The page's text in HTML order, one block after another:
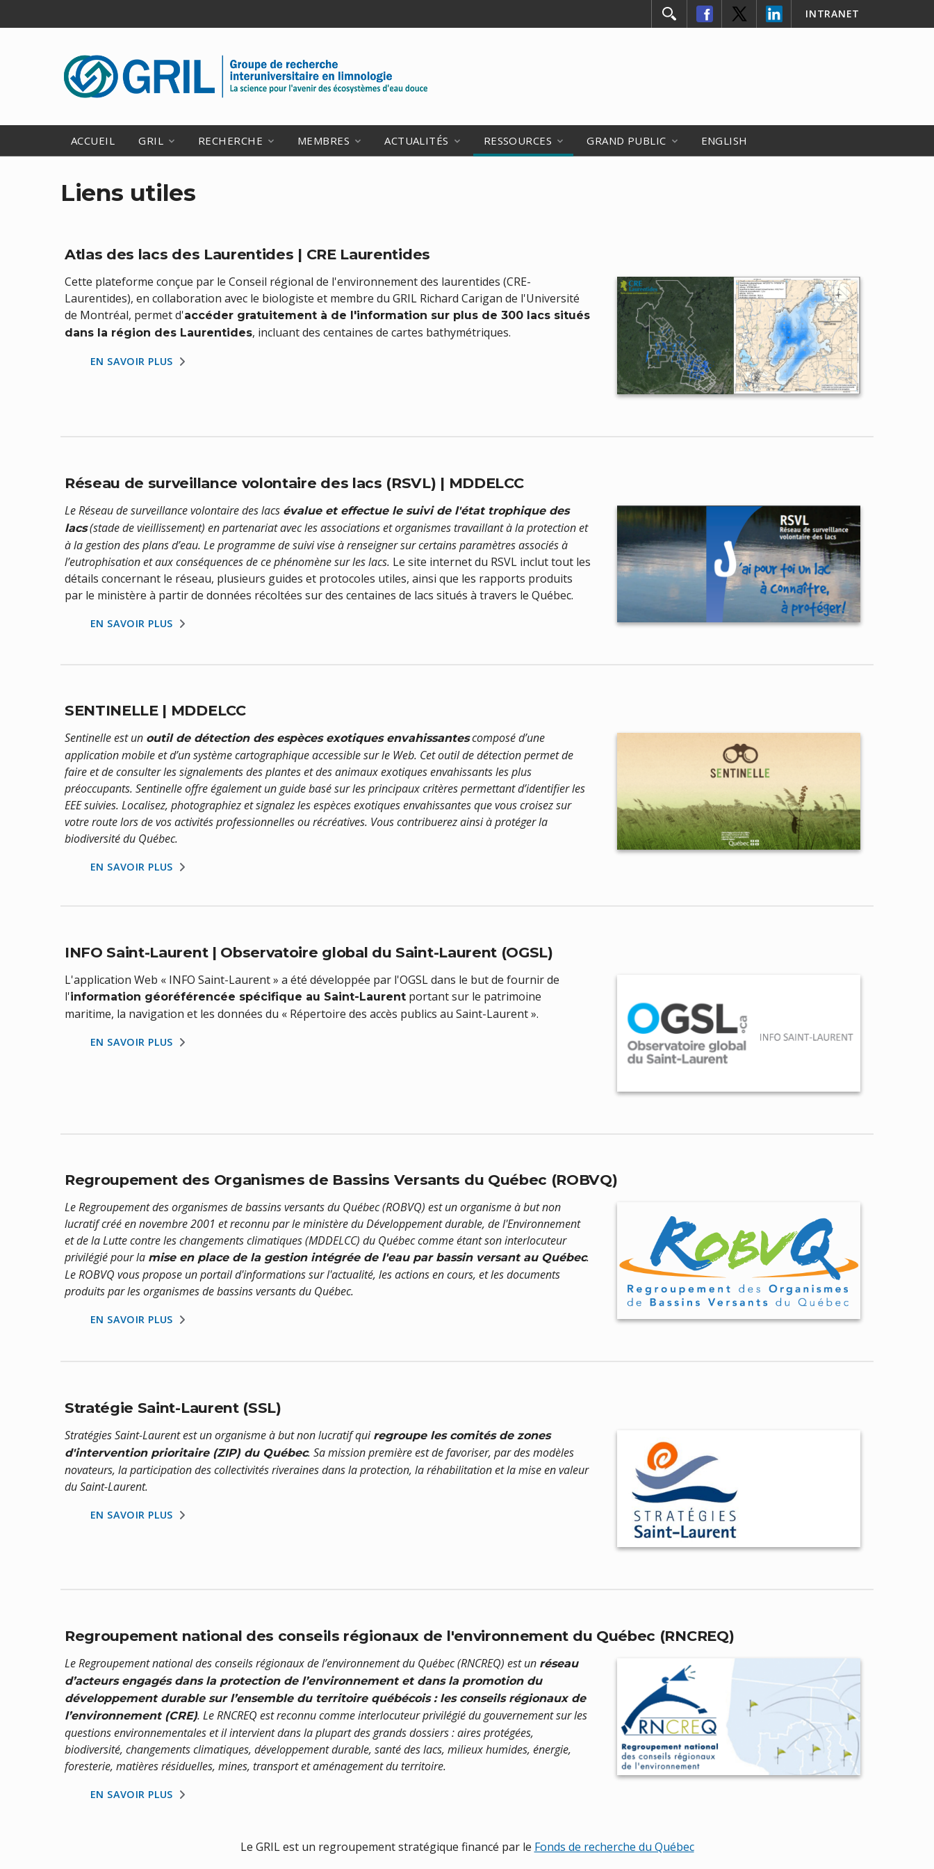
INTRANET
ACCUEIL GRIL RECHERCHE MEMBRES ACTUALITÉS RESSOURCES GRAND PUBLIC ENGLISH
Liens utiles
Atlas des lacs des Laurentides | CRE Laurentides
Cette plateforme conçue par le Conseil régional de l'environnement des laurentides (CRE-
Laurentides), en collaboration avec le biologiste et membre du GRIL Richard Carigan de l'Université
de Montréal, permet d'accéder gratuitement à de l'information sur plus de 300 lacs situés
dans la région des Laurentides, incluant des centaines de cartes bathymétriques.
EN SAVOIR PLUS
Réseau de surveillance volontaire des lacs (RSVL) | MDDELCC
Le Réseau de surveillance volontaire des lacs évalue et effectue le suivi de l'état trophique des
lacs(stade de vieillissement) en partenariat avec les associations et organismes travaillant à la protection et
à la gestion des plans d’eau. Le programme de suivi vise à renseigner sur certains paramètres associés à
l’eutrophisation et aux conséquences de ce phénomène sur les lacs. Le site internet du RSVL inclut tout les
détails concernant le réseau, plusieurs guides et protocoles utiles, ainsi que les rapports produits
par le ministère à partir de données récoltées sur des centaines de lacs situés à travers le Québec.
EN SAVOIR PLUS
SENTINELLE | MDDELCC
Sentinelle est un outil de détection des espèces exotiques envahissantescomposé d’une
application mobile et d’un système cartographique accessible sur le Web. Cet outil de détection permet de
faire et de consulter les signalements des plantes et des animaux exotiques envahissants les plus
préoccupants. Sentinelle offre également un guide basé sur les principaux critères permettant d’identifier les
EEE suivies. Localisez, photographiez et signalez les espèces exotiques envahissantes que vous croisez sur
votre route lors de vos activités professionnelles ou récréatives. Vous contribuerez ainsi à protéger la
biodiversité du Québec.
EN SAVOIR PLUS
INFO Saint-Laurent | Observatoire global du Saint-Laurent (OGSL)
L'application Web « INFO Saint-Laurent » a été développée par l'OGSL dans le but de fournir de
l'information géoréférencée spécifique au Saint-Laurentportant sur le patrimoine
maritime, la navigation et les données du « Répertoire des accès publics au Saint-Laurent ».
EN SAVOIR PLUS
Regroupement des Organismes de Bassins Versants du Québec (ROBVQ)
Le Regroupement des organismes de bassins versants du Québec (ROBVQ) est un organisme à but non
lucratif créé en novembre 2001 et reconnu par le ministère du Développement durable, de l'Environnement
et de la Lutte contre les changements climatiques (MDDELCC) du Québec comme étant son interlocuteur
privilégié pour la mise en place de la gestion intégrée de l'eau par bassin versant au Québec.
Le ROBVQ vous propose un portail d'informations sur l'actualité, les actions en cours, et les documents
produits par les organismes de bassins versants du Québec.
EN SAVOIR PLUS
Stratégie Saint-Laurent (SSL)
Stratégies Saint-Laurent est un organisme à but non lucratif qui regroupe les comités de zones
d'intervention prioritaire (ZIP) du Québec. Sa mission première est de favoriser, par des modèles
novateurs, la participation des collectivités riveraines dans la protection, la réhabilitation et la mise en valeur
du Saint-Laurent.
EN SAVOIR PLUS
Regroupement national des conseils régionaux de l'environnement du Québec (RNCREQ)
Le Regroupement national des conseils régionaux de l’environnement du Québec (RNCREQ) est un réseau
d’acteurs engagés dans la protection de l’environnement et dans la promotion du
développement durable sur l’ensemble du territoire québécois : les conseils régionaux de
l’environnement (CRE). Le RNCREQ est reconnu comme interlocuteur privilégié du gouvernement sur les
questions environnementales et il intervient dans la plupart des grands dossiers : aires protégées,
biodiversité, changements climatiques, développement durable, santé des lacs, milieux humides, énergie,
foresterie, matières résiduelles, mines, transport et aménagement du territoire.
EN SAVOIR PLUS
Le GRIL est un regroupement stratégique financé par le Fonds de recherche du Québec